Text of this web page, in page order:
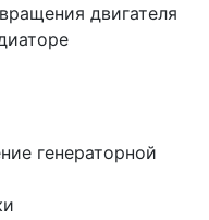
двигателя
генераторной